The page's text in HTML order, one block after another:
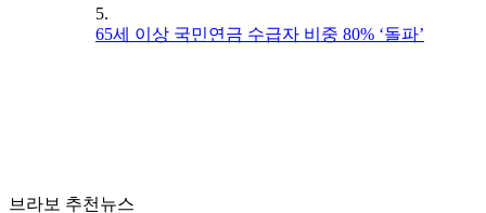
5.
65세 이상 국민연금 수급자 비중 80% ‘돌파’
브라보 추천뉴스